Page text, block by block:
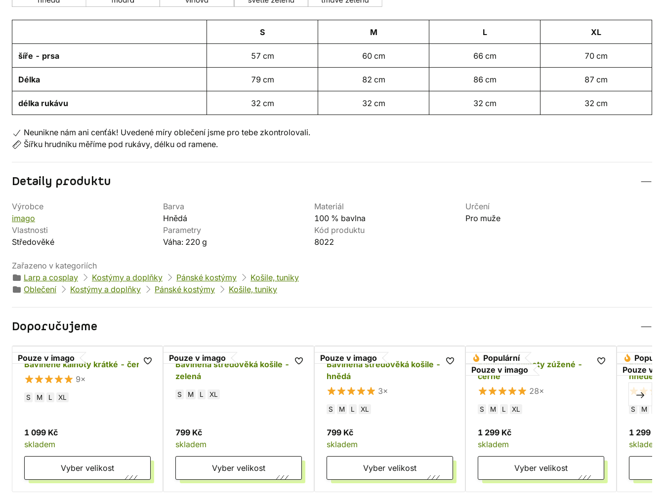
S M L XL
šíře - prsa 57 cm 60 cm 66 cm 70 cm
Délka 79 cm 82 cm 86 cm 87 cm
délka rukávu 32 cm 32 cm 32 cm 32 cm
Neunikne nám ani cenťák! Uvedené míry oblečení jsme pro tebe zkontrolovali.
Šířku hrudníku měříme pod rukávy, délku od ramene.
Detaily produktu
Výrobce
imago
Barva
Hnědá
Materiál
100 % bavlna
Určení
Pro muže
Vlastnosti
Středověké
Parametry
Váha: 220 g
Kód produktu
8022
Zařazeno v kategoriích
Larp a cosplay
Kostýmy a doplňky Pánské kostýmy
Košile, tuniky
Oblečení
Kostýmy a doplňky Pánské kostýmy Košile, tuniky
Doporučujeme
Pouze v imago
Bavlněné kalhoty krátké - černé
9×
S M L XL
1 099 Kč
skladem
Vyber velikost
Pouze v imago
Bavlněná středověká košile -
zelená
S M L XL
799 Kč
skladem
Vyber velikost
Pouze v imago
Bavlněná středověká košile -
hnědá
3×
S M L XL
799 Kč
skladem
Vyber velikost
Populární
Pouze v imago
Bavlněné kalhoty zúžené -
černé
28×
S M L XL
1 299 Kč
skladem
Vyber velikost
Pouze v
hnědé
S M
1 299 Kč
skladem